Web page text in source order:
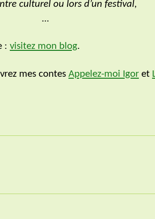
culturel ou lors d’un festival,
…
: visitez mon blog.
mes contes Appelez-moi Igor et